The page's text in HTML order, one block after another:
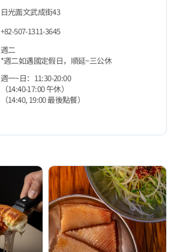
日光面文武成街43
+82-507-1311-3645
週二
*週二如遇國定假日，順延~三公休
週一~日：11:30-20:00
（14:40-17:00 午休）
（14:40, 19:00 最後點餐）